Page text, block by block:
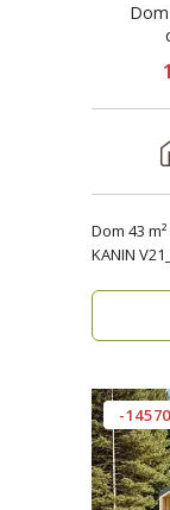
Dom 43
KANIN
-